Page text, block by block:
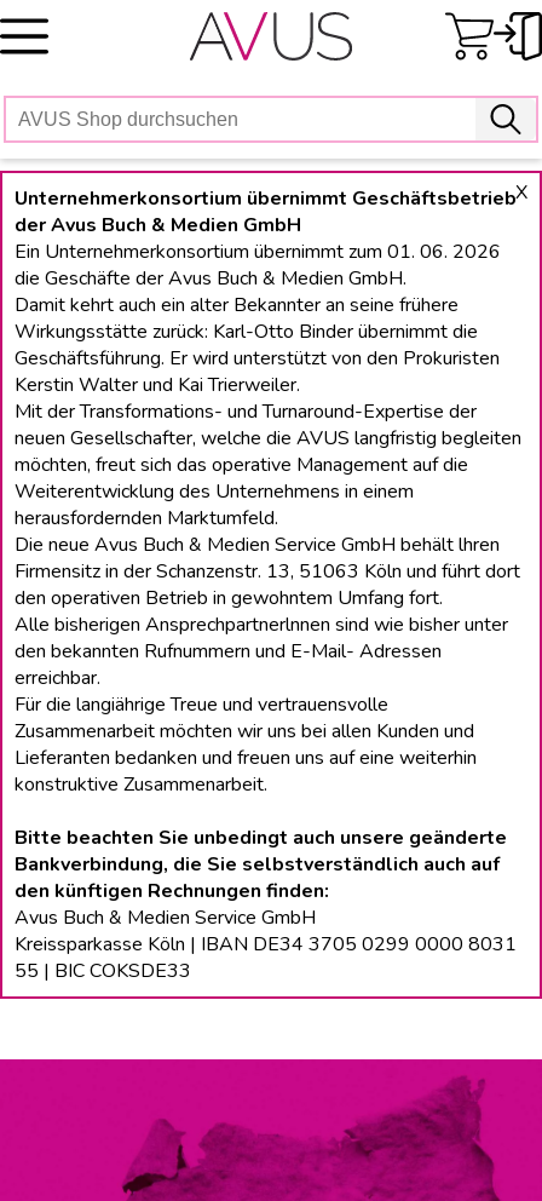
Skip
to
X
Unternehmerkonsortium übernimmt Geschäftsbetrieb
der Avus Buch & Medien GmbH
Ein Unternehmerkonsortium übernimmt zum 01. 06. 2026
die Geschäfte der Avus Buch & Medien GmbH.
Damit kehrt auch ein alter Bekannter an seine frühere
Wirkungsstätte zurück: Karl-Otto Binder übernimmt die
Geschäftsführung. Er wird unterstützt von den Prokuristen
Kerstin Walter und Kai Trierweiler.
Mit der Transformations- und Turnaround-Expertise der
neuen Gesellschafter, welche die AVUS langfristig begleiten
möchten, freut sich das operative Management auf die
Weiterentwicklung des Unternehmens in einem
herausfordernden Marktumfeld.
Die neue Avus Buch & Medien Service GmbH behält lhren
Firmensitz in der Schanzenstr. 13, 51063 Köln und führt dort
den operativen Betrieb in gewohntem Umfang fort.
Alle bisherigen Ansprechpartnerlnnen sind wie bisher unter
den bekannten Rufnummern und E-Mail- Adressen
erreichbar.
Für die langiährige Treue und vertrauensvolle
Zusammenarbeit möchten wir uns bei allen Kunden und
Lieferanten bedanken und freuen uns auf eine weiterhin
konstruktive Zusammenarbeit.
Bitte beachten Sie unbedingt auch unsere geänderte
Bankverbindung, die Sie selbstverständlich auch auf
den künftigen Rechnungen finden:
Avus Buch & Medien Service GmbH
Kreissparkasse Köln | IBAN DE34 3705 0299 0000 8031
55 | BIC COKSDE33